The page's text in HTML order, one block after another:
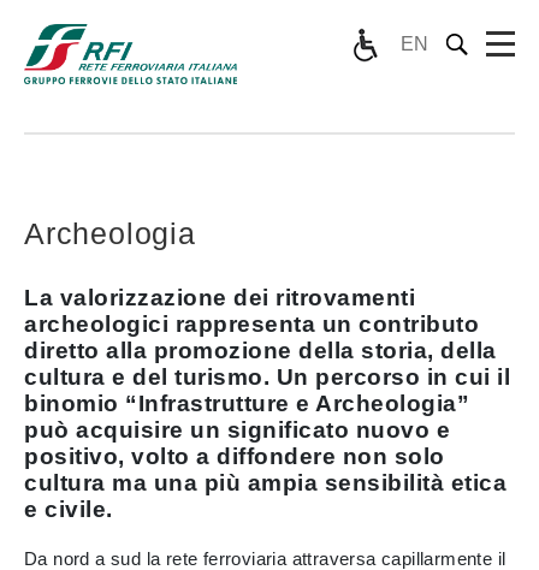
EN
Archeologia
La valorizzazione dei ritrovamenti
archeologici rappresenta un contributo
diretto alla promozione della storia, della
cultura e del turismo. Un percorso in cui il
binomio “Infrastrutture e Archeologia”
può acquisire un significato nuovo e
positivo, volto a diffondere non solo
cultura ma una più ampia sensibilità etica
e civile.
Da nord a sud la rete ferroviaria attraversa capillarmente il